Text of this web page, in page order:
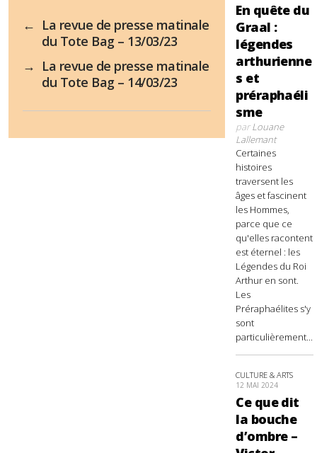
← La revue de presse matinale
du Tote Bag – 13/03/23
→ La revue de presse matinale
du Tote Bag – 14/03/23
En quête du
Graal :
légendes
arthurienne
s et
préraphaéli
sme
parLouane
Lallemant
Certaines
histoires
traversent les
âges et fascinent
les Hommes,
parce que ce
qu'elles racontent
est éternel : les
Légendes du Roi
Arthur en sont.
Les
Préraphaélites s'y
sont
particulièrement...
CULTURE & ARTS
12 MAI 2024
Ce que dit
la bouche
d’ombre –